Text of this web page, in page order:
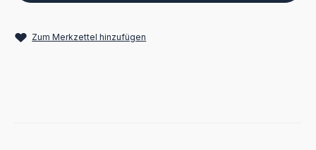
Zum Merkzettel hinzufügen